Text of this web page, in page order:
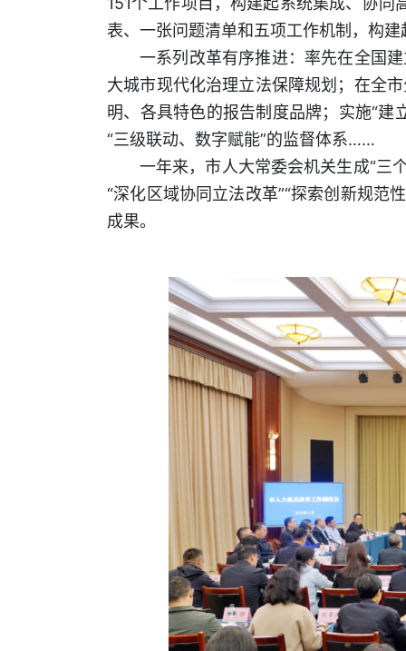
表、一张问题清单和五项工作机制，构
一系列改革有序推进：率先在全国
大城市现代化治理立法保障规划；在全
明、各具特色的报告制度品牌；实施“
“三级联动、数字赋能”的监督体系……
一年来，市人大常委会机关生成“三
“深化区域协同立法改革”“探索创新规范
成果。